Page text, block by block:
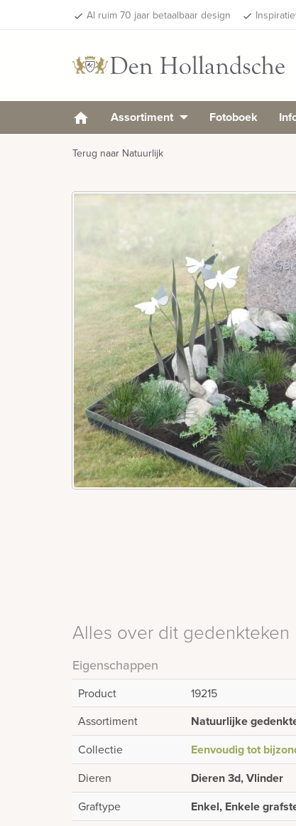
done Al ruim 70 jaar betaalbaar design done
Assortiment Fotoboek
Terug naar Natuurlijk
Alles over dit gedenkteken
Eigenschappen
Product
19215
Assortiment
Natuurlijke
Collectie Eenvoudig tot
Dieren Dieren 3d, Vlinder
Graftype Enkel, Enkele